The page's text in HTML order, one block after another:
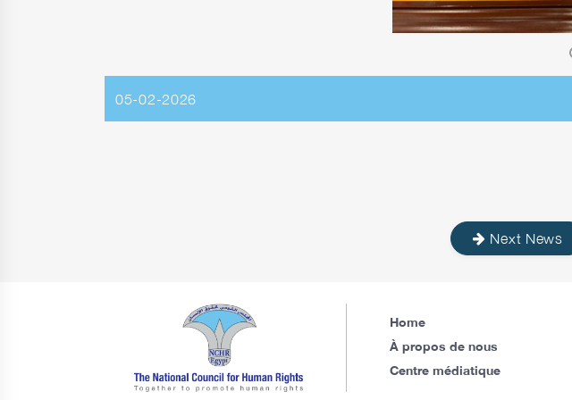
05-02-2026
Next News
Home
À propos de nous
Centre médiatique